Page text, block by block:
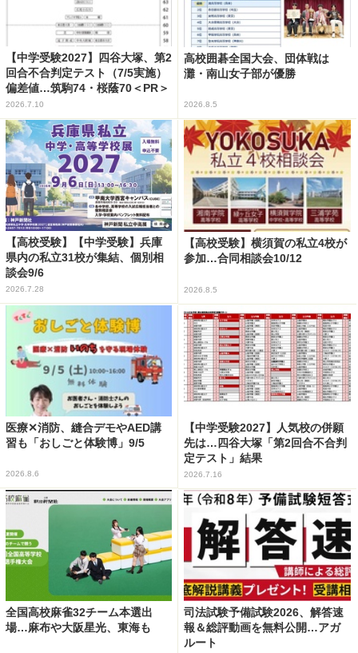
【中学受験2027】四谷大塚、第2
回合不合判定テスト（7/5実施）
偏差値…筑駒74・桜蔭70＜PR＞
2026.7.10
高校囲碁全国大会、団体戦は
灘・南山女子部が優勝
2026.8.5
【高校受験】【中学受験】兵庫
県内の私立31校が集結、個別相
談会9/6
2026.7.28
【高校受験】横須賀の私立4校が
参加…合同相談会10/12
2026.8.5
医療✕消防、縫合デモやAED講
習も「おしごと体験博」9/5
2026.8.6
【中学受験2027】人気校の併願
先は…四谷大塚「第2回合不合判
定テスト」結果
2026.7.16
全国高校麻雀32チーム本選出
場…麻布や大阪星光、東海も
司法試験予備試験2026、解答速
報＆総評動画を無料公開…アガ
ルート